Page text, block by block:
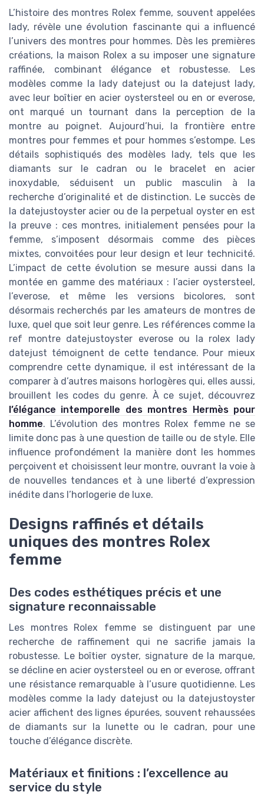
L’histoire des montres Rolex femme, souvent appelées
lady, révèle une évolution fascinante qui a influencé
l’univers des montres pour hommes. Dès les premières
créations, la maison Rolex a su imposer une signature
raffinée, combinant élégance et robustesse. Les
modèles comme la lady datejust ou la datejust lady,
avec leur boîtier en acier oystersteel ou en or everose,
ont marqué un tournant dans la perception de la
montre au poignet. Aujourd’hui, la frontière entre
montres pour femmes et pour hommes s’estompe. Les
détails sophistiqués des modèles lady, tels que les
diamants sur le cadran ou le bracelet en acier
inoxydable, séduisent un public masculin à la
recherche d’originalité et de distinction. Le succès de
la datejustoyster acier ou de la perpetual oyster en est
la preuve : ces montres, initialement pensées pour la
femme, s’imposent désormais comme des pièces
mixtes, convoitées pour leur design et leur technicité.
L’impact de cette évolution se mesure aussi dans la
montée en gamme des matériaux : l’acier oystersteel,
l’everose, et même les versions bicolores, sont
désormais recherchés par les amateurs de montres de
luxe, quel que soit leur genre. Les références comme la
ref montre datejustoyster everose ou la rolex lady
datejust témoignent de cette tendance. Pour mieux
comprendre cette dynamique, il est intéressant de la
comparer à d’autres maisons horlogères qui, elles aussi,
brouillent les codes du genre. À ce sujet, découvrez
l’élégance intemporelle des montres Hermès pour
homme. L’évolution des montres Rolex femme ne se
limite donc pas à une question de taille ou de style. Elle
influence profondément la manière dont les hommes
perçoivent et choisissent leur montre, ouvrant la voie à
de nouvelles tendances et à une liberté d’expression
inédite dans l’horlogerie de luxe.
Designs raffinés et détails
uniques des montres Rolex
femme
Des codes esthétiques précis et une
signature reconnaissable
Les montres Rolex femme se distinguent par une
recherche de raffinement qui ne sacrifie jamais la
robustesse. Le boîtier oyster, signature de la marque,
se décline en acier oystersteel ou en or everose, offrant
une résistance remarquable à l’usure quotidienne. Les
modèles comme la lady datejust ou la datejustoyster
acier affichent des lignes épurées, souvent rehaussées
de diamants sur la lunette ou le cadran, pour une
touche d’élégance discrète.
Matériaux et finitions : l’excellence au
service du style